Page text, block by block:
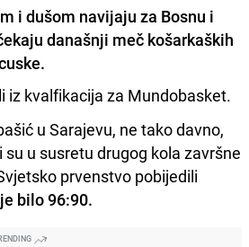
i dušom navijaju za Bosnu i
današnji meč košarkaških
iz kvalfikacija za Mundobasket.
u Sarajevu, ne tako davno,
u susretu drugog kola završne
prvenstvo pobijedili
bilo 96:90.